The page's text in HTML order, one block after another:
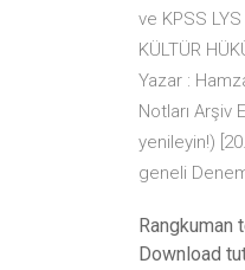
ve KPSS
KÜLTÜR
Yazar :
Notları Arşiv
yenileyin!)
geneli
Rangkuman
Download